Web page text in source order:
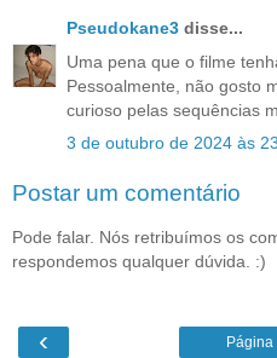
Pseudokane3 disse...
Uma pena que o filme
Pessoalmente, não gosto
curioso pelas sequências
3 de outubro de 2024 às
Postar um comentário
Pode falar. Nós retribuímos os
respondemos qualquer dúvida. :)
‹ Página